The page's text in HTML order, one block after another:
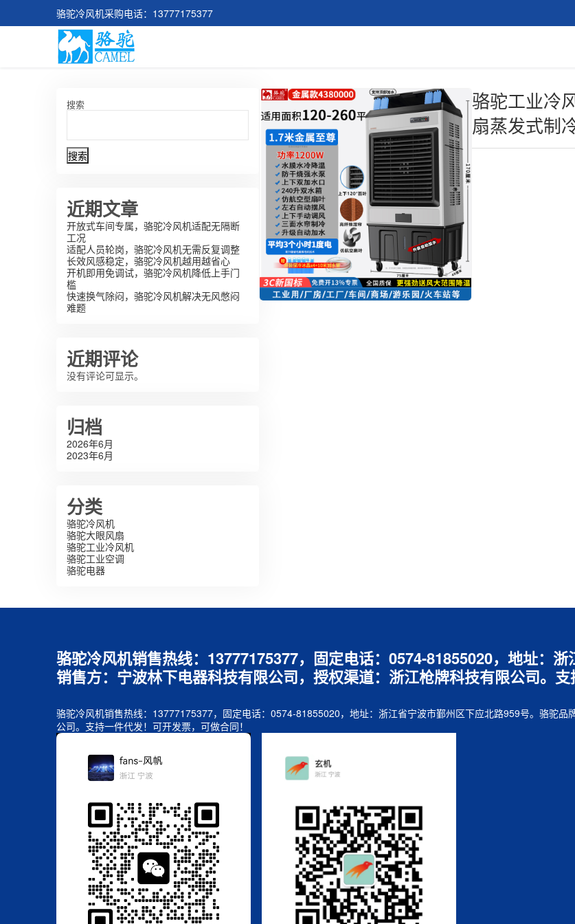
骆驼冷风机采购电话：13777175377
搜索
搜索
近期文章
开放式车间专属，骆驼冷风机适配无隔断
工况
适配人员轮岗，骆驼冷风机无需反复调整
长效风感稳定，骆驼冷风机越用越省心
开机即用免调试，骆驼冷风机降低上手门
槛
快速换气除闷，骆驼冷风机解决无风憋闷
难题
近期评论
没有评论可显示。
归档
2026年6月
2023年6月
分类
骆驼冷风机
骆驼大眼风扇
骆驼工业冷风机
骆驼工业空调
骆驼电器
骆驼工业冷
扇蒸发式制
骆驼冷风机销售热线：13777175377，固定电话：0574-81855020，地址：
销售方：宁波林下电器科技有限公司，授权渠道：浙江枪牌科技有限公司。支
骆驼冷风机销售热线：13777175377，固定电话：0574-81855020，地址：浙江省宁波市鄞州区下应北路959号。骆驼
公司。支持一件代发！可开发票，可做合同！